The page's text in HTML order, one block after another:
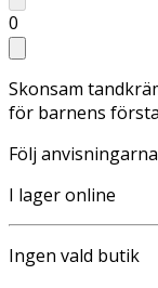
0
Skonsam
för barnens
Följ
I lager online
Ingen vald butik